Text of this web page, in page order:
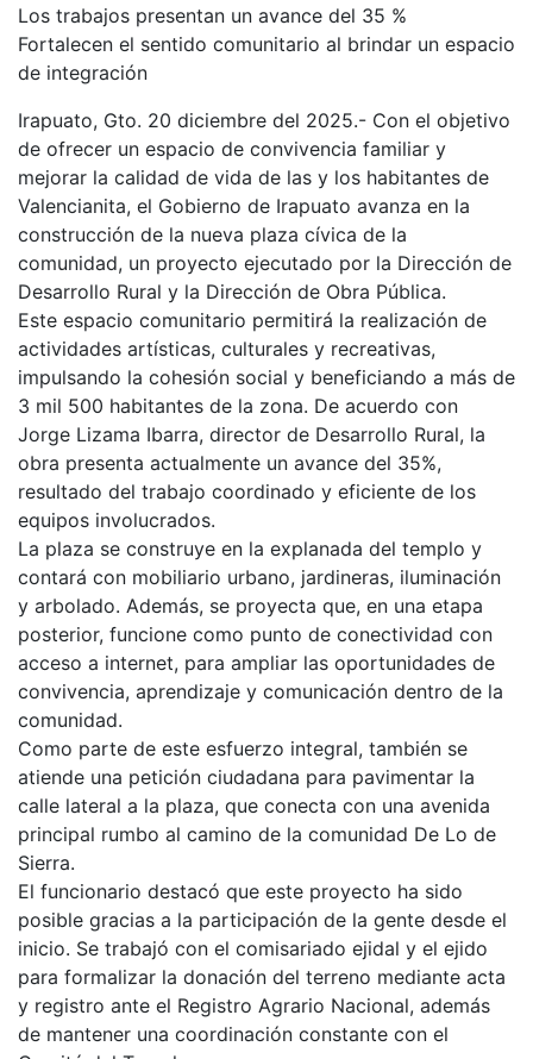
Los trabajos presentan un avance del 35 %
Fortalecen el sentido comunitario al brindar un espacio
de integración
Irapuato, Gto. 20 diciembre del 2025.- Con el objetivo
de ofrecer un espacio de convivencia familiar y
mejorar la calidad de vida de las y los habitantes de
Valencianita, el Gobierno de Irapuato avanza en la
construcción de la nueva plaza cívica de la
comunidad, un proyecto ejecutado por la Dirección de
Desarrollo Rural y la Dirección de Obra Pública.
Este espacio comunitario permitirá la realización de
actividades artísticas, culturales y recreativas,
impulsando la cohesión social y beneficiando a más de
3 mil 500 habitantes de la zona. De acuerdo con
Jorge Lizama Ibarra, director de Desarrollo Rural, la
obra presenta actualmente un avance del 35%,
resultado del trabajo coordinado y eficiente de los
equipos involucrados.
La plaza se construye en la explanada del templo y
contará con mobiliario urbano, jardineras, iluminación
y arbolado. Además, se proyecta que, en una etapa
posterior, funcione como punto de conectividad con
acceso a internet, para ampliar las oportunidades de
convivencia, aprendizaje y comunicación dentro de la
comunidad.
Como parte de este esfuerzo integral, también se
atiende una petición ciudadana para pavimentar la
calle lateral a la plaza, que conecta con una avenida
principal rumbo al camino de la comunidad De Lo de
Sierra.
El funcionario destacó que este proyecto ha sido
posible gracias a la participación de la gente desde el
inicio. Se trabajó con el comisariado ejidal y el ejido
para formalizar la donación del terreno mediante acta
y registro ante el Registro Agrario Nacional, además
de mantener una coordinación constante con el